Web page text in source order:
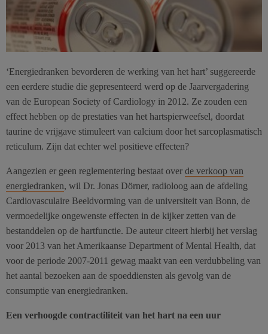
‘Energiedranken bevorderen de werking van het hart’ suggereerde
een eerdere studie die gepresenteerd werd op de Jaarvergadering
van de European Society of Cardiology in 2012. Ze zouden een
effect hebben op de prestaties van het hartspierweefsel, doordat
taurine de vrijgave stimuleert van calcium door het sarcoplasmatisch
reticulum. Zijn dat echter wel positieve effecten?
Aangezien er geen reglementering bestaat over de verkoop van
energiedranken, wil Dr. Jonas Dörner, radioloog aan de afdeling
Cardiovasculaire Beeldvorming van de universiteit van Bonn, de
vermoedelijke ongewenste effecten in de kijker zetten van de
bestanddelen op de hartfunctie. De auteur citeert hierbij het verslag
voor 2013 van het Amerikaanse Department of Mental Health, dat
voor de periode 2007-2011 gewag maakt van een verdubbeling van
het aantal bezoeken aan de spoeddiensten als gevolg van de
consumptie van energiedranken.
Een verhoogde contractiliteit van het hart na een uur